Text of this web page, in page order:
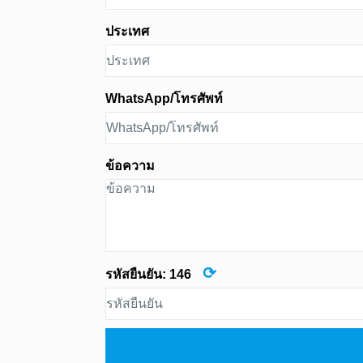
ประเทศ
WhatsApp/โทรศัพท์
ข้อความ
รหัสยืนยัน: 146 ⟳